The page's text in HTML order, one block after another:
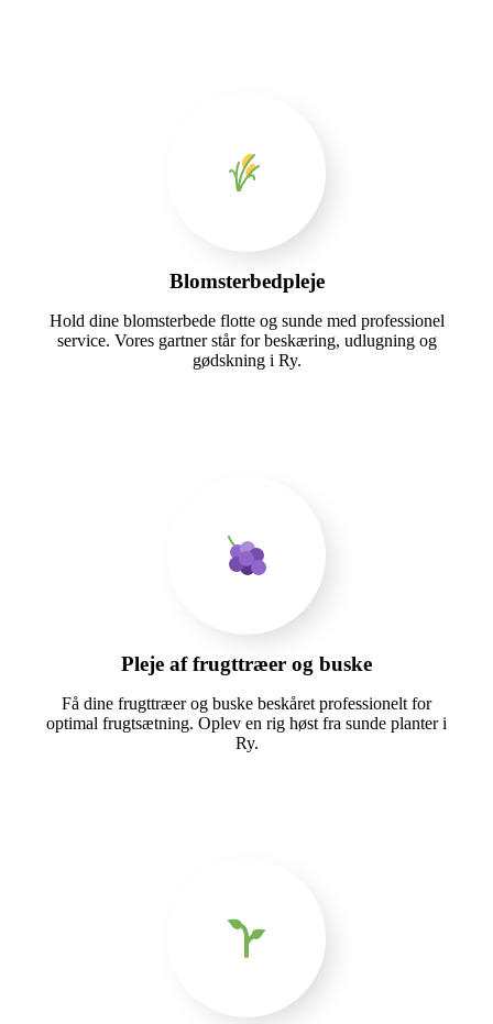
Blomsterbedpleje
Hold dine blomsterbede flotte og sunde med professionel
service. Vores gartner står for beskæring, udlugning og
gødskning i Ry.
Pleje af frugttræer og buske
Få dine frugttræer og buske beskåret professionelt for
optimal frugtsætning. Oplev en rig høst fra sunde planter i
Ry.